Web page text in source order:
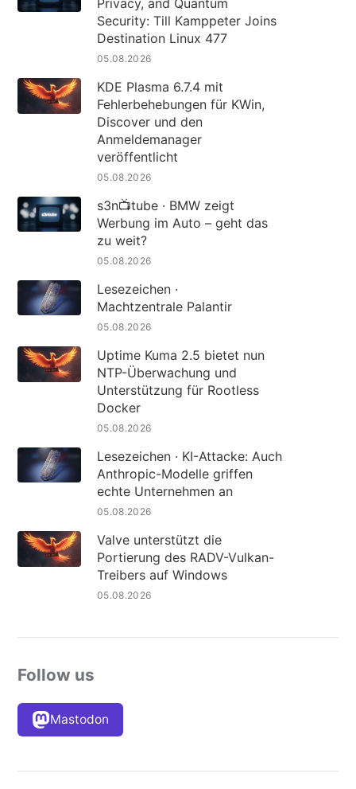
Privacy, and Quantum
Security: Till Kamppeter Joins
Destination Linux 477
05.08.2026
KDE Plasma 6.7.4 mit
Fehlerbehebungen für KWin,
Discover und den
Anmeldemanager
veröffentlicht
05.08.2026
s3n📺tube · BMW zeigt
Werbung im Auto – geht das
zu weit?
05.08.2026
Lesezeichen ·
Machtzentrale Palantir
05.08.2026
Uptime Kuma 2.5 bietet nun
NTP-Überwachung und
Unterstützung für Rootless
Docker
05.08.2026
Lesezeichen · KI-Attacke: Auch
Anthropic-Modelle griffen
echte Unternehmen an
05.08.2026
Valve unterstützt die
Portierung des RADV-Vulkan-
Treibers auf Windows
05.08.2026
Follow us
Mastodon